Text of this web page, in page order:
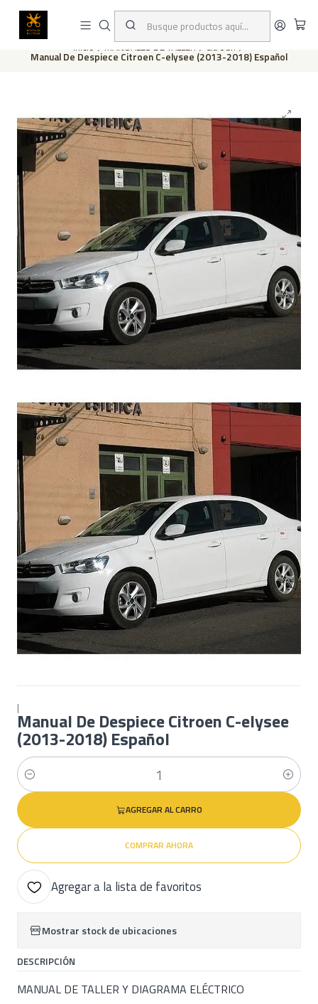
Este es el texto del slide
Inicio MANUALES DE TALLER Citroen
Manual De Despiece Citroen C-elysee (2013-2018) Español
|
Manual De Despiece Citroen C-elysee
(2013-2018) Español
Cantidad
AGREGAR AL CARRO
COMPRAR AHORA
Agregar a la lista de favoritos
Mostrar stock de ubicaciones
DESCRIPCIÓN
MANUAL DE TALLER Y DIAGRAMA ELÉCTRICO